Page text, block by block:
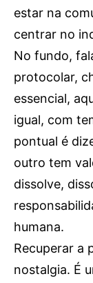
estar na
centrar no
No fundo,
protocolar,
essencial,
igual, com
pontual é
outro tem
dissolve,
humana.
Recuperar a
nostalgia. É